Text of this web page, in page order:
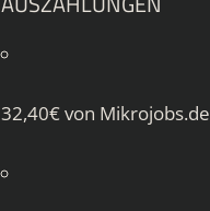
32,40€ von Mikrojobs.de